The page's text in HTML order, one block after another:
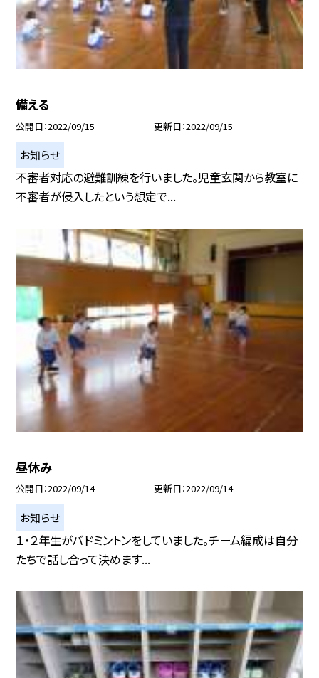
備える
公開日 2022/09/15 更新日 2022/09/15
お知らせ
不審者対応の避難訓練を行いました。児童玄関から教室に
不審者が侵入したという想定で...
昼休み
公開日 2022/09/14 更新日 2022/09/14
お知らせ
１・２年生がバドミントンをしていました。チーム編成は自分
たちで話し合って決めます...